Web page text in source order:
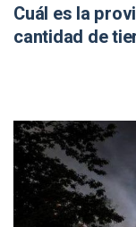
Cuál es la
cantidad de